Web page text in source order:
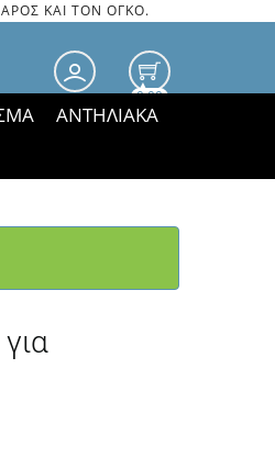
ΚΑΙ ΤΟΝ ΟΓΚΟ.
0.00
ΑΝΤΗΛΙΑΚΑ